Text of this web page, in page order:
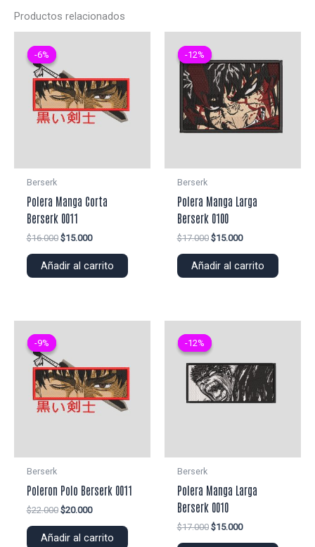
Productos relacionados
-6%
-6%
Berserk
Polera Manga Corta
Berserk 0011
$16.000 El
original
$15.000El
actual
Añadir al carrito
-12%
-12%
Berserk
Polera Manga Larga
Berserk 0100
$17.000 El
original
$15.000El
actual
Añadir al carrito
-9%
-9%
Berserk
Poleron Polo Berserk 0011
$22.000 El
original
$20.000El
actual
Añadir al carrito
-12%
-12%
Berserk
Polera Manga Larga
Berserk 0010
$17.000 El
$15.000El